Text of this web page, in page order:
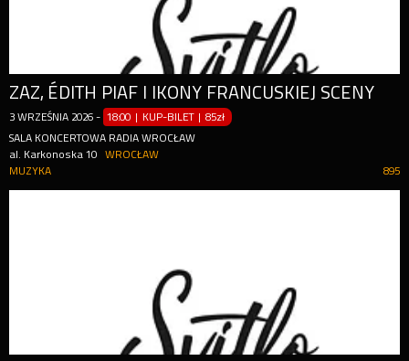
ZAZ, ÉDITH PIAF I IKONY FRANCUSKIEJ SCENY
3 WRZEŚNIA 2026 - 18:00 | KUP-BILET |85zł
SALA KONCERTOWA RADIA WROCŁAW
al. Karkonoska 10
WROCŁAW
895
MUZYKA